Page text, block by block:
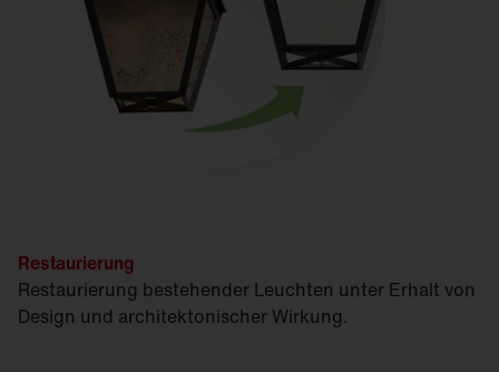
Restaurierung
Restaurierung bestehender Leuchten unter Erhalt von
Design und architektonischer Wirkung.